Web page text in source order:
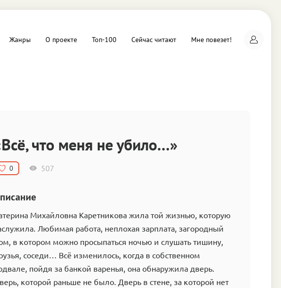
и Интернет
Жанры О проекте Топ-100 Сейчас читают Мне повезет!
что меня не убило…»
0 507
Михайловна Каретникова жила той жизнью, которую
Любимая работа, неплохая зарплата, загородный
в котором можно просыпаться ночью и слушать тишину,
соседи… Всё изменилось, когда в собственном
пойдя за банкой варенья, она обнаружила дверь.
которой раньше не было. Дверь в стене, за которой нет